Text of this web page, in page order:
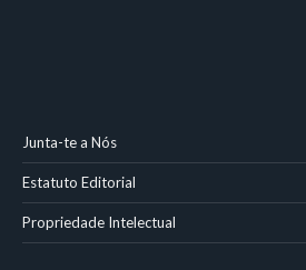
Junta-te a Nós
Estatuto Editorial
Propriedade Intelectual